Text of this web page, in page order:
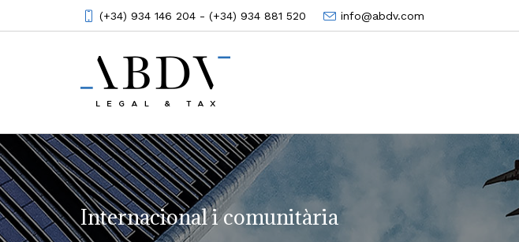
(+34) 934 146 204 - (+34) 934 881 520 info@abdv.com
Internacional i comunitària